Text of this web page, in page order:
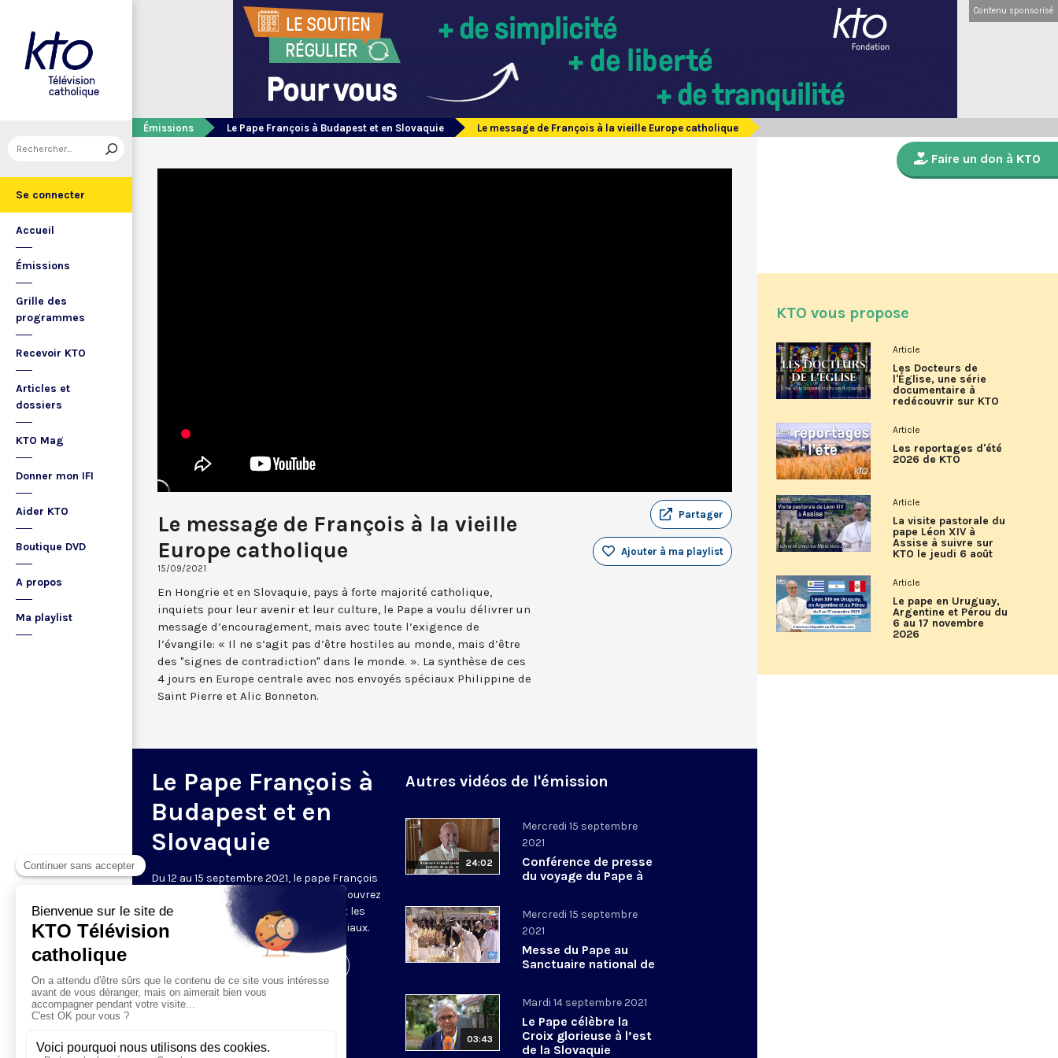
Se connecter
Accueil
Émissions
Grille des
programmes
Recevoir KTO
Articles et
dossiers
KTO Mag
Donner mon IFI
Aider KTO
Boutique DVD
A propos
Ma playlist
Contenu sponsorisé
Émissions Le Pape François à Budapest et en Slovaquie Le message de François à la vieille Europe catholique
Le message de François à la vieille
Europe catholique
15/09/2021
Partager
Ajouter à ma playlist
En Hongrie et en Slovaquie, pays à forte majorité catholique,
inquiets pour leur avenir et leur culture, le Pape a voulu délivrer un
message d’encouragement, mais avec toute l’exigence de
l’évangile: « Il ne s’agit pas d’être hostiles au monde, mais d’être
des "signes de contradiction" dans le monde. ». La synthèse de ces
4 jours en Europe centrale avec nos envoyés spéciaux Philippine de
Saint Pierre et Alic Bonneton.
Le Pape François à
Budapest et en
Slovaquie
Du 12 au 15 septembre 2021, le pape François
se rend en Hongrie et en Slovaquie. Découvrez
les événements retransmis par KTO et les
flashs quotidiens de nos envoyés spéciaux.
Autres vidéos de l'émission
24:02
Mercredi 15 septembre
2021
Conférence de presse
du voyage du Pape à
Mercredi 15 septembre
2021
Messe du Pape au
Sanctuaire national de
03:43
Mardi 14 septembre 2021
Le Pape célèbre la
Croix glorieuse à l’est
de la Slovaquie
Faire un don à KTO
KTO vous propose
Article
Les Docteurs de
l'Église, une série
documentaire à
redécouvrir sur KTO
Article
Les reportages d'été
2026 de KTO
Article
La visite pastorale du
pape Léon XIV à
Assise à suivre sur
KTO le jeudi 6 août
Article
Le pape en Uruguay,
Argentine et Pérou du
6 au 17 novembre
2026